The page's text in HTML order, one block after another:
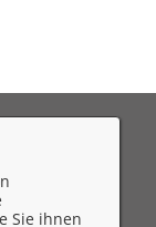
Sie ihnen